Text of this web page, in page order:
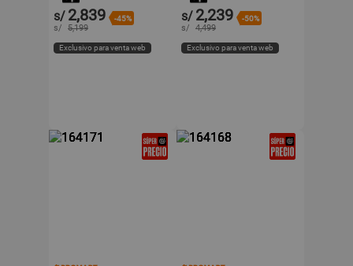
s/ 2,839 -45%
s/ 5,199
Exclusivo para venta web
s/ 2,239 -50%
s/ 4,499
Exclusivo para venta web